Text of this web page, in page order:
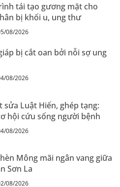
tái tạo gương mặt cho
bị khối u, ung thư
08/2026
bị cắt oan bởi nỗi sợ ung
08/2026
sửa Luật Hiến, ghép tạng:
hội cứu sống người bệnh
08/2026
Mông mãi ngân vang giữa
Sơn La
08/2026